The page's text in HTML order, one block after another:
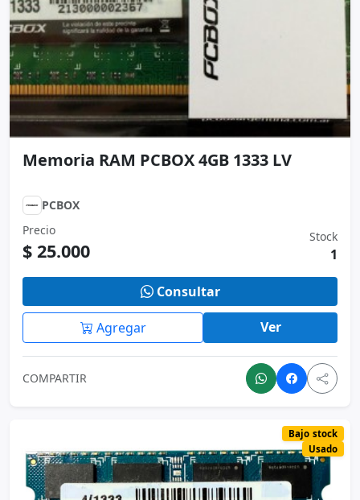
Memoria RAM PCBOX 4GB 1333 LV
PCBOX
Precio
$ 25.000 1
Consultar
COMPARTIR
Bajo stock
Usado